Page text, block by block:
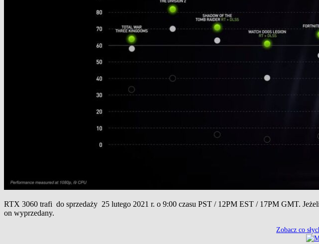
​​RTX 3060 trafi do sprzedaży 25 lutego 2021 r. o 9:00 czasu PST / 12PM EST / 17PM GMT.
on wyprzedany.
Zobacz co